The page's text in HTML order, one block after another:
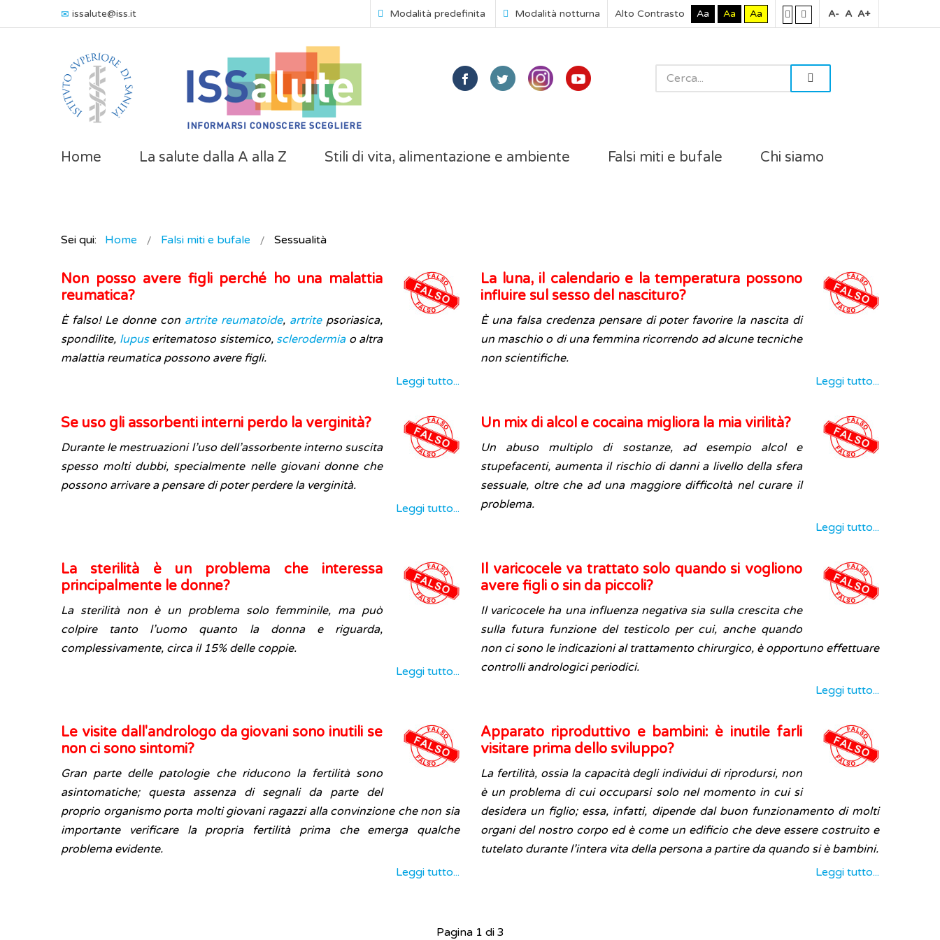
issalute@iss.it Modalità predefinita Modalità notturna Alto Contrasto Aa Aa Aa A- A A+
Home La salute dalla A alla Z Stili di vita, alimentazione e ambiente Falsi miti e bufale Chi siamo
Sei qui: Home Falsi miti e bufale Sessualità
Non posso avere figli perché ho una malattia
reumatica?
È falso! Le donne con artrite reumatoide, artritepsoriasica,
spondilite, lupuseritematoso sistemico, sclerodermiao altra
malattia reumatica possono avere figli.
Leggi tutto...
La luna, il calendario e la temperatura possono
influire sul sesso del nascituro?
È una falsa credenza pensare di poter favorire la nascita di
un maschio o di una femmina ricorrendo ad alcune tecniche
non scientifiche.
Leggi tutto...
Se uso gli assorbenti interni perdo la verginità?
Durante le mestruazioni l’uso dell’assorbente interno suscita
spesso molti dubbi, specialmente nelle giovani donne che
possono arrivare a pensare di poter perdere la verginità.
Leggi tutto...
Un mix di alcol e cocaina migliora la mia virilità?
Un abuso multiplo di sostanze, ad esempio alcol e
stupefacenti, aumenta il rischio di danni a livello della sfera
sessuale, oltre che ad una maggiore difficoltà nel curare il
problema.
Leggi tutto...
La sterilità è un problema che interessa
principalmente le donne?
La sterilità non è un problema solo femminile, ma può
colpire tanto l’uomo quanto la donna e riguarda,
complessivamente, circa il 15% delle coppie.
Leggi tutto...
Il varicocele va trattato solo quando si vogliono
avere figli o sin da piccoli?
Il varicocele ha una influenza negativa sia sulla crescita che
sulla futura funzione del testicolo per cui, anche quando
non ci sono le indicazioni al trattamento chirurgico, è opportuno effettuare
controlli andrologici periodici.
Leggi tutto...
Le visite dall'andrologo da giovani sono inutili se
non ci sono sintomi?
Gran parte delle patologie che riducono la fertilità sono
asintomatiche; questa assenza di segnali da parte del
proprio organismo porta molti giovani ragazzi alla convinzione che non sia
importante verificare la propria fertilità prima che emerga qualche
problema evidente.
Leggi tutto...
Apparato riproduttivo e bambini: è inutile farli
visitare prima dello sviluppo?
La fertilità, ossia la capacità degli individui di riprodursi, non
è un problema di cui occuparsi solo nel momento in cui si
desidera un figlio; essa, infatti, dipende dal buon funzionamento di molti
organi del nostro corpo ed è come un edificio che deve essere costruito e
tutelato durante l’intera vita della persona a partire da quando si è bambini.
Leggi tutto...
Pagina 1 di 3